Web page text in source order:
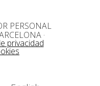
PERSONAL
·
privacidad